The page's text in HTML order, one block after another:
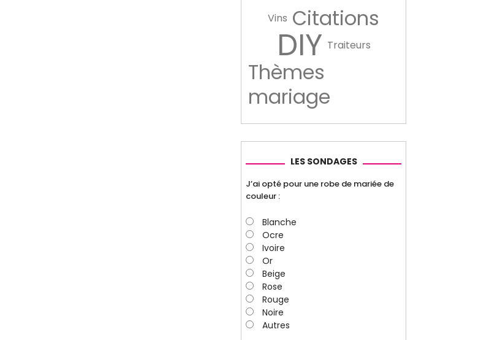
Vins Citations
DIY Traiteurs
Thèmes
mariage
LES SONDAGES
J’ai opté pour une robe de mariée de
couleur :
Blanche
Ocre
Ivoire
Or
Beige
Rose
Rouge
Noire
Autres